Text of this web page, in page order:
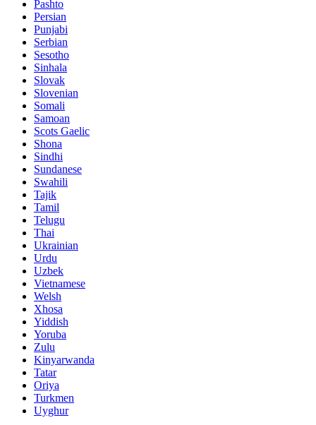
Pashto
Persian
Punjabi
Serbian
Sesotho
Sinhala
Slovak
Slovenian
Somali
Samoan
Scots Gaelic
Shona
Sindhi
Sundanese
Swahili
Tajik
Tamil
Telugu
Thai
Ukrainian
Urdu
Uzbek
Vietnamese
Welsh
Xhosa
Yiddish
Yoruba
Zulu
Kinyarwanda
Tatar
Oriya
Turkmen
Uyghur